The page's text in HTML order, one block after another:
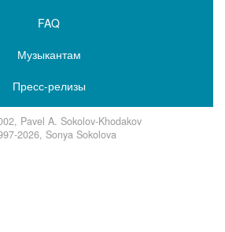
FAQ
Музыкантам
Пресс-релизы
Pavel A. Sokolov-Khodakov
2026, Sonya Sokolova